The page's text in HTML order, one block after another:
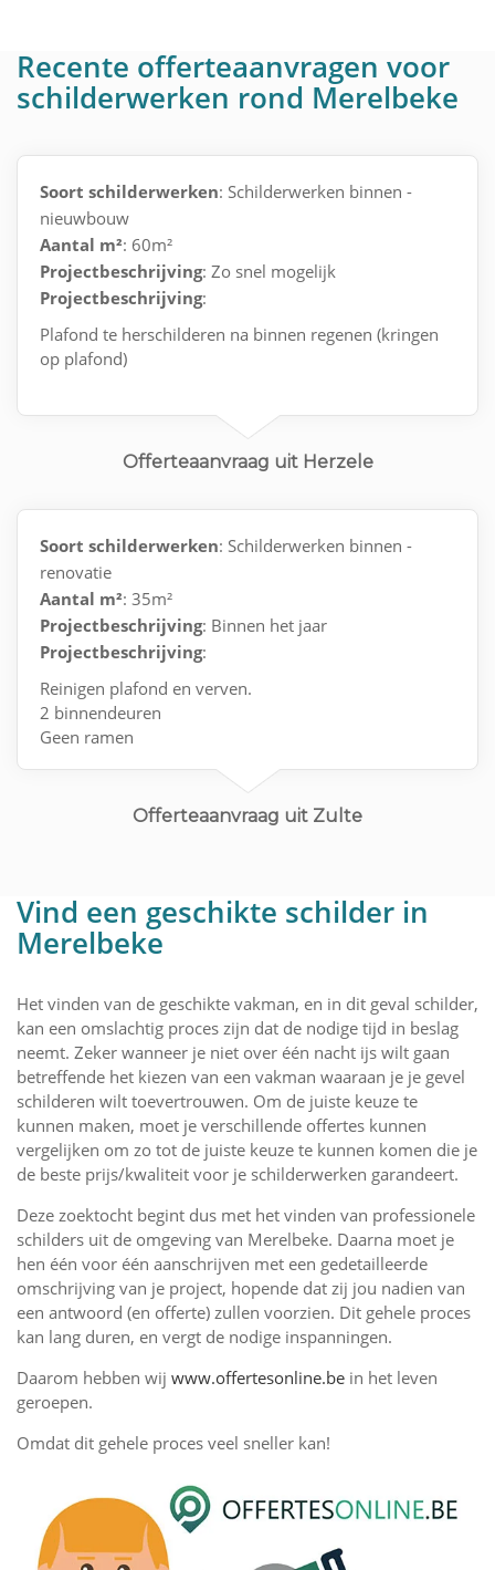
Recente offerteaanvragen voor
schilderwerken rond Merelbeke
Soort schilderwerken: Schilderwerken binnen -
nieuwbouw
Aantal m²: 60m²
Projectbeschrijving: Zo snel mogelijk
Projectbeschrijving:
Plafond te herschilderen na binnen regenen (kringen
op plafond)
Offerteaanvraag uit Herzele
Soort schilderwerken: Schilderwerken binnen -
renovatie
Aantal m²: 35m²
Projectbeschrijving: Binnen het jaar
Projectbeschrijving:
Reinigen plafond en verven.
2 binnendeuren
Geen ramen
Offerteaanvraag uit Zulte
Vind een geschikte schilder in
Merelbeke
Het vinden van de geschikte vakman, en in dit geval schilder,
kan een omslachtig proces zijn dat de nodige tijd in beslag
neemt. Zeker wanneer je niet over één nacht ijs wilt gaan
betreffende het kiezen van een vakman waaraan je je gevel
schilderen wilt toevertrouwen. Om de juiste keuze te
kunnen maken, moet je verschillende offertes kunnen
vergelijken om zo tot de juiste keuze te kunnen komen die je
de beste prijs/kwaliteit voor je schilderwerken garandeert.
Deze zoektocht begint dus met het vinden van professionele
schilders uit de omgeving van Merelbeke. Daarna moet je
hen één voor één aanschrijven met een gedetailleerde
omschrijving van je project, hopende dat zij jou nadien van
een antwoord (en offerte) zullen voorzien. Dit gehele proces
kan lang duren, en vergt de nodige inspanningen.
Daarom hebben wij www.offertesonline.be in het leven
geroepen.
Omdat dit gehele proces veel sneller kan!